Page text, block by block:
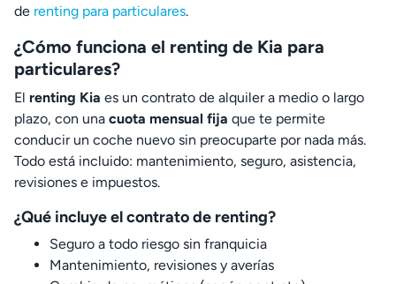
de renting para particulares.
¿Cómo funciona el renting de Kia para
particulares?
El renting Kia es un contrato de alquiler a medio o largo
plazo, con una cuota mensual fija que te permite
conducir un coche nuevo sin preocuparte por nada más.
Todo está incluido: mantenimiento, seguro, asistencia,
revisiones e impuestos.
¿Qué incluye el contrato de renting?
Seguro a todo riesgo sin franquicia
Mantenimiento, revisiones y averías